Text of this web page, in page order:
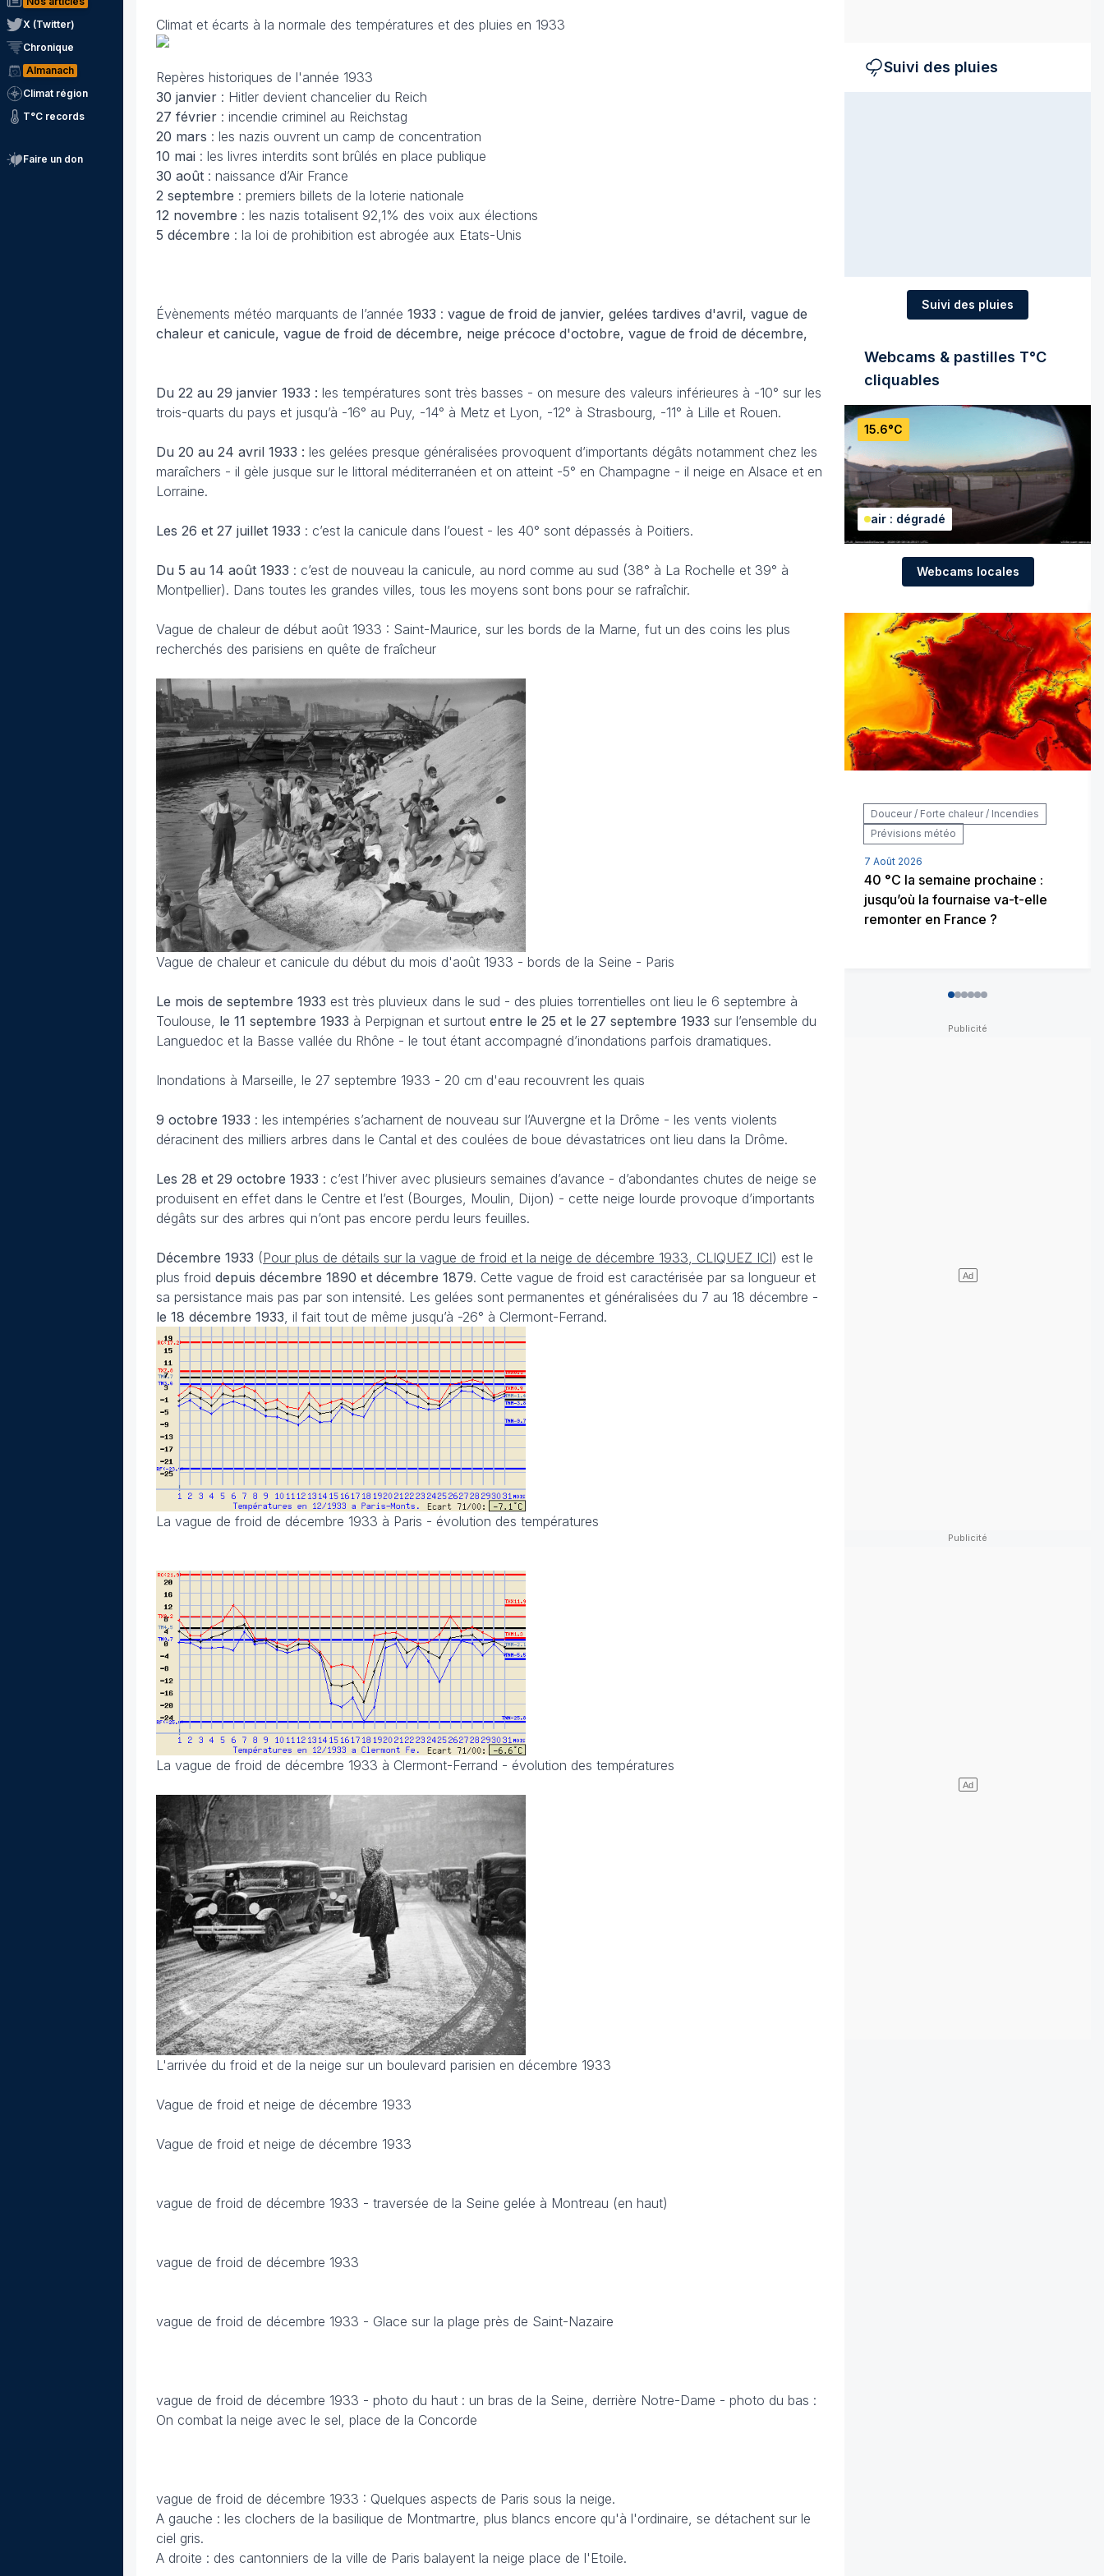
X (Twitter)
Chronique
Almanach
Climat région
T°C records
Faire un don
Climat et écarts à la normale des températures et des pluies en 1933
Repères historiques de l'année 1933
30 janvier : Hitler devient chancelier du Reich
27 février : incendie criminel au Reichstag
20 mars : les nazis ouvrent un camp de concentration
10 mai : les livres interdits sont brûlés en place publique
30 août : naissance d’Air France
2 septembre : premiers billets de la loterie nationale
12 novembre : les nazis totalisent 92,1% des voix aux élections
5 décembre : la loi de prohibition est abrogée aux Etats-Unis
Évènements météo marquants de l’année 1933 : vague de froid de janvier, gelées tardives d'avril, vague de
chaleur et canicule, vague de froid de décembre, neige précoce d'octobre, vague de froid de décembre,
Du 22 au 29 janvier 1933 : les températures sont très basses - on mesure des valeurs inférieures à -10° sur les
trois-quarts du pays et jusqu’à -16° au Puy, -14° à Metz et Lyon, -12° à Strasbourg, -11° à Lille et Rouen.
Du 20 au 24 avril 1933 : les gelées presque généralisées provoquent d’importants dégâts notamment chez les
maraîchers - il gèle jusque sur le littoral méditerranéen et on atteint -5° en Champagne - il neige en Alsace et en
Lorraine.
Les 26 et 27 juillet 1933 : c’est la canicule dans l’ouest - les 40° sont dépassés à Poitiers.
Du 5 au 14 août 1933 : c’est de nouveau la canicule, au nord comme au sud (38° à La Rochelle et 39° à
Montpellier). Dans toutes les grandes villes, tous les moyens sont bons pour se rafraîchir.
Vague de chaleur de début août 1933 : Saint-Maurice, sur les bords de la Marne, fut un des coins les plus
recherchés des parisiens en quête de fraîcheur
Vague de chaleur et canicule du début du mois d'août 1933 - bords de la Seine - Paris
Le mois de septembre 1933 est très pluvieux dans le sud - des pluies torrentielles ont lieu le 6 septembre à
Toulouse, le 11 septembre 1933 à Perpignan et surtout entre le 25 et le 27 septembre 1933 sur l’ensemble du
Languedoc et la Basse vallée du Rhône - le tout étant accompagné d’inondations parfois dramatiques.
Inondations à Marseille, le 27 septembre 1933 - 20 cm d'eau recouvrent les quais
9 octobre 1933 : les intempéries s’acharnent de nouveau sur l’Auvergne et la Drôme - les vents violents
déracinent des milliers arbres dans le Cantal et des coulées de boue dévastatrices ont lieu dans la Drôme.
Les 28 et 29 octobre 1933 : c’est l’hiver avec plusieurs semaines d’avance - d’abondantes chutes de neige se
produisent en effet dans le Centre et l’est (Bourges, Moulin, Dijon) - cette neige lourde provoque d’importants
dégâts sur des arbres qui n’ont pas encore perdu leurs feuilles.
Décembre 1933 (Pour plus de détails sur la vague de froid et la neige de décembre 1933, CLIQUEZ ICI) est le
plus froid depuis décembre 1890 et décembre 1879. Cette vague de froid est caractérisée par sa longueur et
sa persistance mais pas par son intensité. Les gelées sont permanentes et généralisées du 7 au 18 décembre -
le 18 décembre 1933, il fait tout de même jusqu’à -26° à Clermont-Ferrand.
La vague de froid de décembre 1933 à Paris - évolution des températures
La vague de froid de décembre 1933 à Clermont-Ferrand - évolution des températures
L'arrivée du froid et de la neige sur un boulevard parisien en décembre 1933
Vague de froid et neige de décembre 1933
Vague de froid et neige de décembre 1933
vague de froid de décembre 1933 - traversée de la Seine gelée à Montreau (en haut)
vague de froid de décembre 1933
vague de froid de décembre 1933 - Glace sur la plage près de Saint-Nazaire
vague de froid de décembre 1933 - photo du haut : un bras de la Seine, derrière Notre-Dame - photo du bas :
On combat la neige avec le sel, place de la Concorde
vague de froid de décembre 1933 : Quelques aspects de Paris sous la neige.
A gauche : les clochers de la basilique de Montmartre, plus blancs encore qu'à l'ordinaire, se détachent sur le
ciel gris.
A droite : des cantonniers de la ville de Paris balayent la neige place de l'Etoile.
Suivi des pluies
Suivi des pluies
Webcams & pastilles T°C
cliquables
15.6°C
air : dégradé
Webcams locales
Douceur / Forte chaleur / Incendies
Prévisions météo
7 Août 2026
40 °C la semaine prochaine :
jusqu’où la fournaise va-t-elle
remonter en France ?
012345